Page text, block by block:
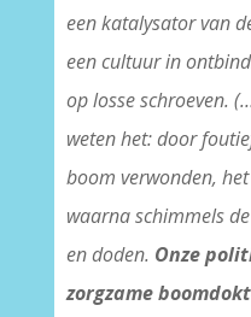
een katalysator van
een cultuur in
op losse schroeven.
weten het: door
boom verwonden,
waarna schimmels
en doden. Onze
zorgzame